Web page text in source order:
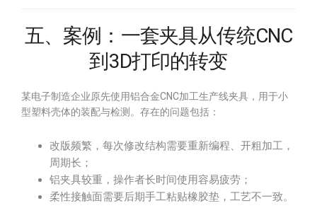
五、案例：一套夹具从传统CNC
到3D打印的转变
某电子制造企业原先使用铝合金CNC加工生产线夹具，用于小
型塑料壳体的装配与检测。存在的问题包括：
改版频繁，每次修改结构需要重新编程、开粗加工，
周期长；
铝夹具较重，操作者长时间使用容易疲劳；
柔性接触面需要后期手工粘贴橡胶垫，工艺不一致。